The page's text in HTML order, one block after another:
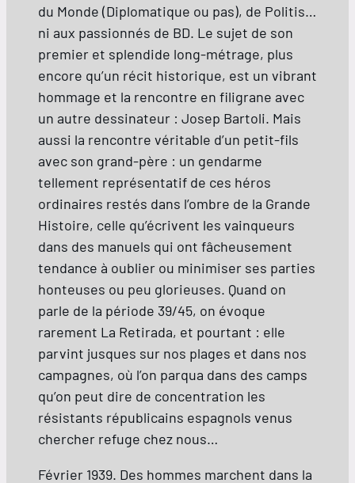
du Monde (Diplomatique ou pas), de Politis…
ni aux passionnés de BD. Le sujet de son
premier et splendide long-métrage, plus
encore qu’un récit historique, est un vibrant
hommage et la rencontre en filigrane avec
un autre dessinateur : Josep Bartoli. Mais
aussi la rencontre véritable d’un petit-fils
avec son grand-père : un gendarme
tellement représentatif de ces héros
ordinaires restés dans l’ombre de la Grande
Histoire, celle qu’écrivent les vainqueurs
dans des manuels qui ont fâcheusement
tendance à oublier ou minimiser ses parties
honteuses ou peu glorieuses. Quand on
parle de la période 39/45, on évoque
rarement La Retirada, et pourtant : elle
parvint jusques sur nos plages et dans nos
campagnes, où l’on parqua dans des camps
qu’on peut dire de concentration les
résistants républicains espagnols venus
chercher refuge chez nous…
Février 1939. Des hommes marchent dans la